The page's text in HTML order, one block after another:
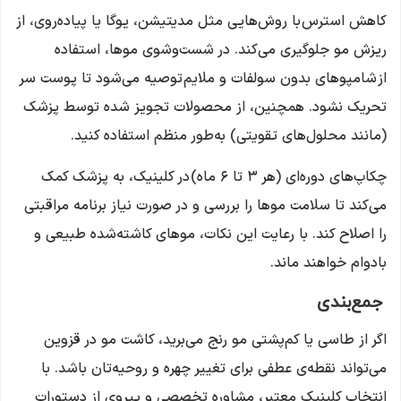
کاهش استرس با روش‌هایی مثل مدیتیشن، یوگا یا پیاده‌روی، از
ریزش مو جلوگیری می‌کند. در شست‌وشوی موها، استفاده
از شامپوهای بدون سولفات و ملایم توصیه می‌شود تا پوست سر
تحریک نشود. همچنین، از محصولات تجویز شده توسط پزشک
(مانند محلول‌های تقویتی) به‌طور منظم استفاده کنید.
چکاپ‌های دوره‌ای (هر ۳ تا ۶ ماه) در کلینیک، به پزشک کمک
می‌کند تا سلامت موها را بررسی و در صورت نیاز برنامه مراقبتی
را اصلاح کند. با رعایت این نکات، موهای کاشته‌شده طبیعی و
بادوام خواهند ماند.
جمع‌بندی
اگر از طاسی یا کم‌پشتی مو رنج می‌برید، کاشت مو در قزوین
می‌تواند نقطه‌ی عطفی برای تغییر چهره و روحیه‌تان باشد. با